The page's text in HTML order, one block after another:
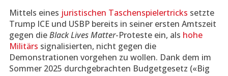
Mittels eines juristischen Taschenspielertricks setzte
Trump ICE und USBP bereits in seiner ersten Amtszeit
gegen dieBlack Lives Matter-Proteste ein, als hohe
Militärs signalisierten, nicht gegen die
Demonstrationen vorgehen zu wollen. Dank dem im
Sommer 2025 durchgebrachten Budgetgesetz («Big